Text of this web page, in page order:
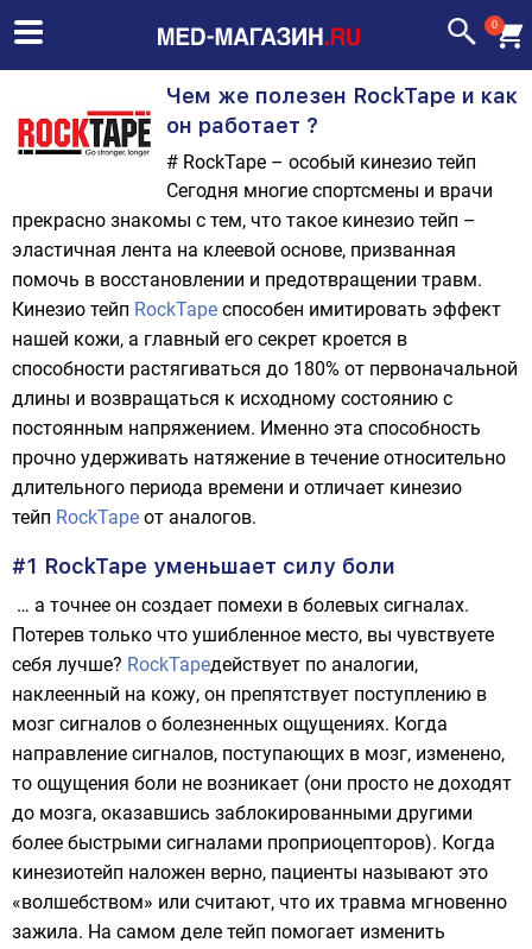
0
Чем же полезен RockTape и как
он работает ?
# RockTape – особый кинезио тейп
Сегодня многие спортсмены и врачи
прекрасно знакомы с тем, что такое кинезио тейп –
эластичная лента на клеевой основе, призванная
помочь в восстановлении и предотвращении травм.
Кинезио тейп RockTape способен имитировать эффект
нашей кожи, а главный его секрет кроется в
способности растягиваться до 180% от первоначальной
длины и возвращаться к исходному состоянию с
постоянным напряжением. Именно эта способность
прочно удерживать натяжение в течение относительно
длительного периода времени и отличает кинезио
тейп RockTape от аналогов.
#1 RockTape уменьшает силу боли
… а точнее он создает помехи в болевых сигналах.
Потерев только что ушибленное место, вы чувствуете
себя лучше? RockTapeдействует по аналогии,
наклеенный на кожу, он препятствует поступлению в
мозг сигналов о болезненных ощущениях. Когда
направление сигналов, поступающих в мозг, изменено,
то ощущения боли не возникает (они просто не доходят
до мозга, оказавшись заблокированными другими
более быстрыми сигналами проприоцепторов). Когда
кинезиотейп наложен верно, пациенты называют это
«волшебством» или считают, что их травма мгновенно
зажила. На самом деле тейп помогает изменить